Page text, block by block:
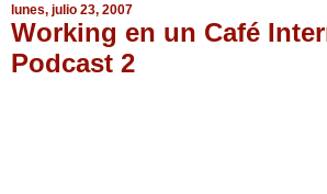
lunes, julio 23, 2007
Working en un Café
Podcast 2